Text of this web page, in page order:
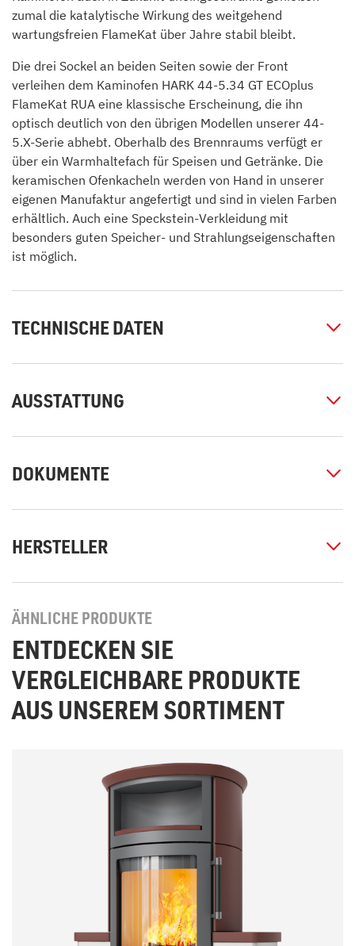
zumal die katalytische Wirkung des weitgehend
wartungsfreien FlameKat über Jahre stabil bleibt.
Die drei Sockel an beiden Seiten sowie der Front
verleihen dem Kaminofen HARK 44-5.34 GT ECOplus
FlameKat RUA eine klassische Erscheinung, die ihn
optisch deutlich von den übrigen Modellen unserer 44-
5.X-Serie abhebt. Oberhalb des Brennraums verfügt er
über ein Warmhaltefach für Speisen und Getränke. Die
keramischen Ofenkacheln werden von Hand in unserer
eigenen Manufaktur angefertigt und sind in vielen Farben
erhältlich. Auch eine Speckstein-Verkleidung mit
besonders guten Speicher- und Strahlungseigenschaften
ist möglich.
TECHNISCHE DATEN
AUSSTATTUNG
DOKUMENTE
HERSTELLER
ÄHNLICHE PRODUKTE
ENTDECKEN SIE
VERGLEICHBARE PRODUKTE
AUS UNSEREM SORTIMENT